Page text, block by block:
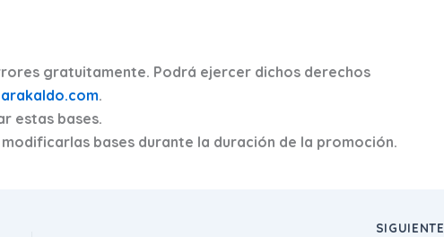
gratuitamente. Podrá ejercer dichos derechos
.
estas bases.
bases durante la duración de la promoción.
SIGUIENTE